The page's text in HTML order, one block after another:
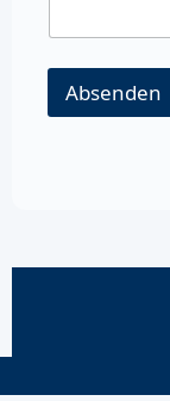
Absenden